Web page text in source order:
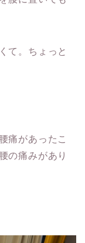
て。ちょっと
痛があったこ
の痛みがあり